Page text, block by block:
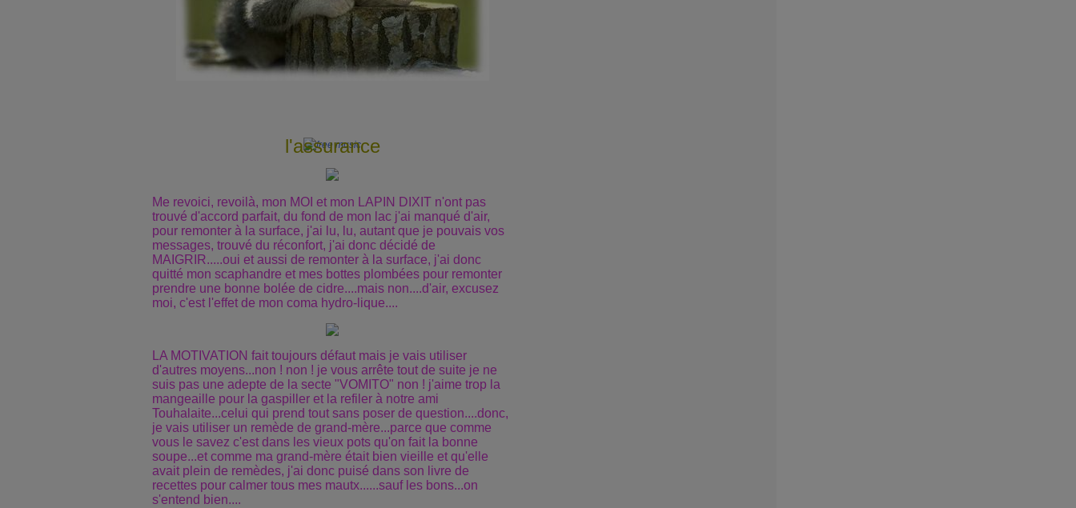
l'assurance
Me revoici, revoilà, mon MOI et mon LAPIN DIXIT n'ont pas
trouvé d'accord parfait, du fond de mon lac j'ai manqué d'air,
pour remonter à la surface, j'ai lu, lu, autant que je pouvais vos
messages, trouvé du réconfort, j'ai donc décidé de
MAIGRIR.....oui et aussi de remonter à la surface, j'ai donc
quitté mon scaphandre et mes bottes plombées pour remonter
prendre une bonne bolée de cidre....mais non....d'air, excusez
moi, c'est l'effet de mon coma hydro-lique....
LA MOTIVATION fait toujours défaut mais je vais utiliser
d'autres moyens...non ! non ! je vous arrête tout de suite je ne
suis pas une adepte de la secte "VOMITO" non ! j'aime trop la
mangeaille pour la gaspiller et la refiler à notre ami
Touhalaite...celui qui prend tout sans poser de question....donc,
je vais utiliser un remède de grand-mère...parce que comme
vous le savez c'est dans les vieux pots qu'on fait la bonne
soupe...et comme ma grand-mère était bien vieille et qu'elle
avait plein de remèdes, j'ai donc puisé dans son livre de
recettes pour calmer tous mes mautx......sauf les bons...on
s'entend bien....